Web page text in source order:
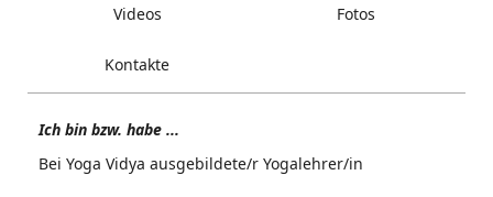
Videos Fotos
Kontakte
Ich bin bzw. habe ...
Bei Yoga Vidya ausgebildete/r Yogalehrer/in